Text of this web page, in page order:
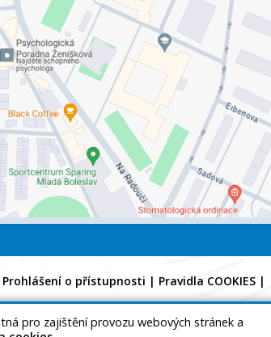
Prohlášení o přístupnosti | Pravidla COOKIES |
pro zajištění provozu webových stránek a